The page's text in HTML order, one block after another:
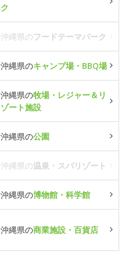
ク
沖縄県のフードテーマパーク
沖縄県のキャンプ場・BBQ場
沖縄県の牧場・レジャー＆リ
ゾート施設
沖縄県の公園
沖縄県の温泉・スパリゾート
沖縄県の博物館・科学館
沖縄県の商業施設・百貨店